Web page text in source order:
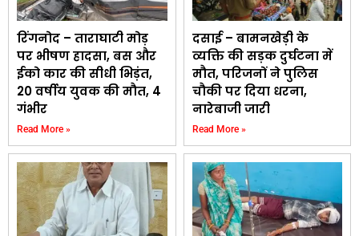
रिंगनोद – ताराघाटी मोड़
पर भीषण हादसा, बस और
ईको कार की सीधी भिड़ंत,
20 वर्षीय युवक की मौत, 4
गंभीर
Read More »
दसाई – बामनखेड़ी के
व्यक्ति की सड़क दुर्घटना में
मौत, परिजनों ने पुलिस
चौकी पर दिया धरना,
नारेबाजी जारी
Read More »